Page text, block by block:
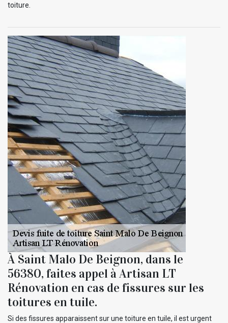
toiture.
À Saint Malo De Beignon, dans le
56380, faites appel à Artisan LT
Rénovation en cas de fissures sur les
toitures en tuile.
Si des fissures apparaissent sur une toiture en tuile, il est urgent